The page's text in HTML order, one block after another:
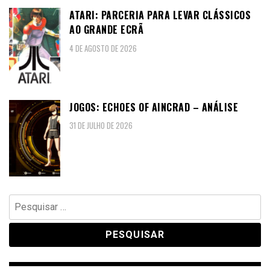
ATARI: PARCERIA PARA LEVAR CLÁSSICOS
AO GRANDE ECRÃ
4 DE AGOSTO DE 2026
JOGOS: ECHOES OF AINCRAD – ANÁLISE
31 DE JULHO DE 2026
Pesquisar
por: